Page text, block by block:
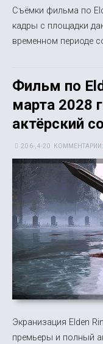
Съёмки фильма по
кадры с площадки
временном периоде
Фильм по
марта 2028
актёрский
20 6-, 4-20 КОММЕНТАРИИ:
Экранизация Elden
премьеры и полный